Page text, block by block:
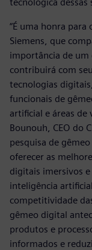
“É uma honra para
Siemens, que
importância de um
contribuirá com
tecnologias
funcionais de
artificial e áreas de
Bounouh, CEO do
pesquisa de
oferecer as
digitais imersivos
inteligência
competitividade
gêmeo digital
produtos e
informados e